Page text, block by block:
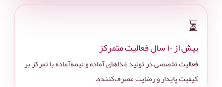
⏳
بیش از ۱۰ سال فعالیت متمرکز
فعالیت تخصصی در تولید غذاهای آماده و نیمه‌آماده با تمرکز بر
کیفیت پایدار و رضایت مصرف‌کننده.